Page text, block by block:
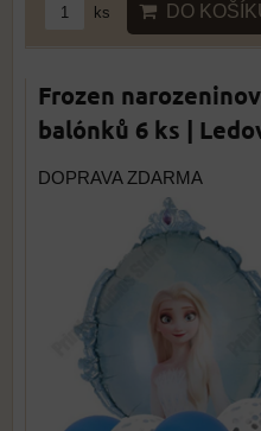
ks DO
Frozen
balónků 6 ks |
DOPRAVA ZDARMA